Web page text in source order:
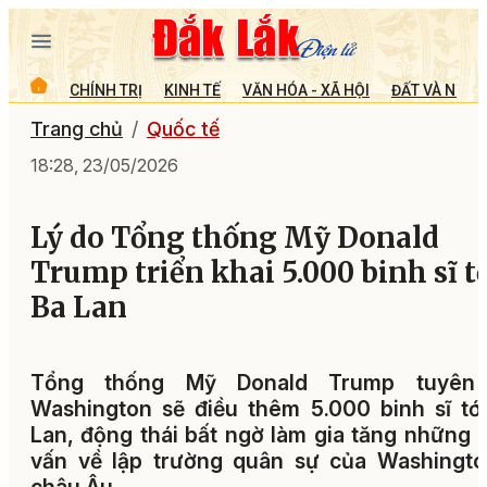
CHÍNH TRỊ KINH TẾ VĂN HÓA - XÃ HỘI ĐẤT VÀ
Trang chủ Quốc tế
18:28, 23/05/2026
Lý do Tổng thống Mỹ Donald
Trump triển khai 5.000 binh sĩ
Ba Lan
Tổng thống Mỹ Donald Trump
Washington sẽ điều thêm 5.000 binh sĩ
Lan, động thái bất ngờ làm gia tăng những
vấn về lập trường quân sự của